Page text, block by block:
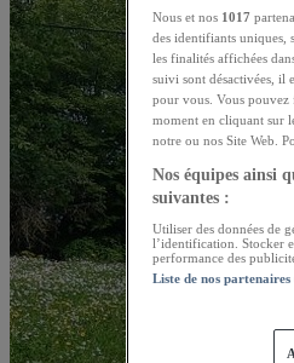
Nous et nos 1017
des identifiants uniques,
les finalités affichées
suivi sont désactivées, il
pour vous. Vous
moment en cliquant sur
notre ou nos Site Web.
Nos équipes ainsi
suivantes :
Utiliser des données de
l’identification. Stocker
performance des
Liste de nos